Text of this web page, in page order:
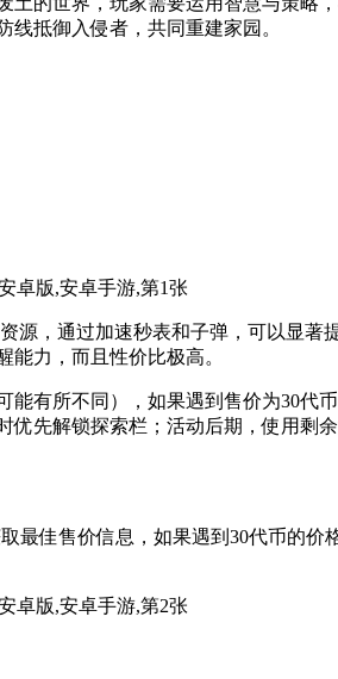
抵御入侵者，共同重建家园。
，通过加速秒表和子弹，可以显
力，而且性价比极高。
有所不同），如果遇到售价为30代
先解锁探索栏；活动后期，使用剩
最佳售价信息，如果遇到30代币的